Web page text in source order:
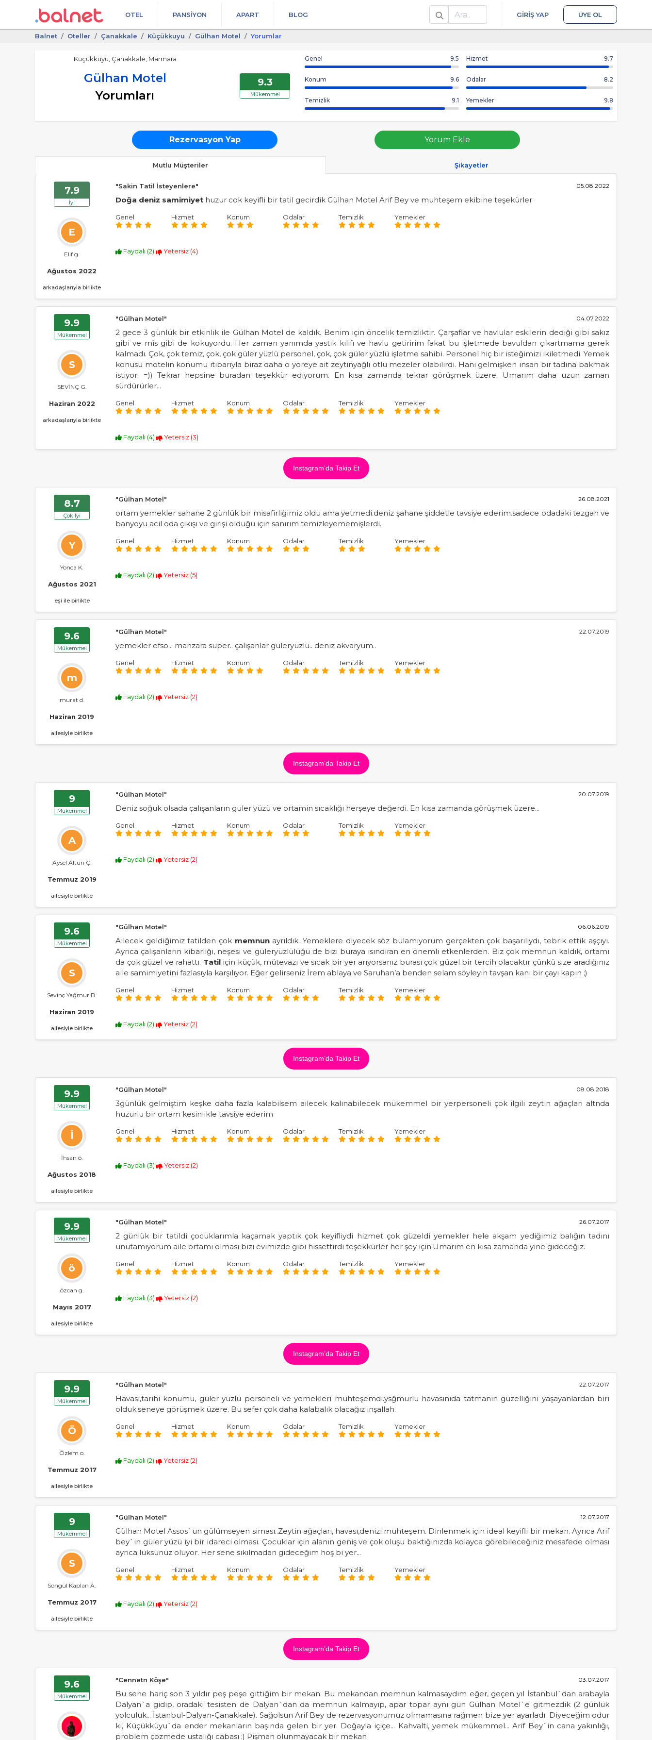
OTEL PANSIYON APART BLOG
Ara
GIRIŞ YAP ÜYE OL
Balnet Oteller Çanakkale Küçükkuyu Gülhan Motel Yorumlar
Küçükkuyu, Çanakkale, Marmara
Gülhan Motel
Yorumları
9.3
Mükemmel
Genel 9.5 Hizmet 9.7
Konum 9.6 Odalar 8.2
Temizlik 9.1 Yemekler 9.8
Rezervasyon Yap Yorum Ekle
Mutlu Müşteriler Şikayetler
7.9
İyi
E
Elif g.
Ağustos 2022
arkadaşlarıyla birlikte
"Sakin Tatil İsteyenlere" 05.08.2022
Doğa deniz samimiyet huzur cok keyifli bir tatil gecirdik Gülhan Motel Arif Bey ve muhteşem ekibine teşekürler
Genel Hizmet Konum Odalar Temizlik Yemekler
Faydalı (2) Yetersiz (4)
9.9
Mükemmel
S
SEVİNÇ G.
Haziran 2022
arkadaşlarıyla birlikte
"Gülhan Motel" 04.07.2022
2 gece 3 günlük bir etkinlik ile Gülhan Motel de kaldık. Benim için öncelik temizliktir. Çarşaflar ve havlular eskilerin dediği gibi sakız
gibi ve mis gibi de kokuyordu. Her zaman yanımda yastık kılıfı ve havlu getiririm fakat bu işletmede bavuldan çıkartmama gerek
kalmadı. Çok, çok temiz, çok, çok güler yüzlü personel, çok, çok güler yüzlü işletme sahibi. Personel hiç bir isteğimizi ikiletmedi. Yemek
konusu motelin konumu itibarıyla biraz daha o yöreye ait zeytinyağlı otlu mezeler olabilirdi. Hani gelmişken insan bir tadına bakmak
istiyor. =)) Tekrar hepsine buradan teşekkür ediyorum. En kısa zamanda tekrar görüşmek üzere. Umarım daha uzun zaman
sürdürürler...
Genel Hizmet Konum Odalar Temizlik Yemekler
Faydalı (4) Yetersiz (3)
Instagram’da Takip Et
8.7
Çok İyi
Y
Yonca K.
Ağustos 2021
eşi ile birlikte
"Gülhan Motel" 26.08.2021
ortam yemekler sahane 2 günlük bir misafirliğimiz oldu ama yetmedi.deniz şahane şiddetle tavsiye ederim.sadece odadaki tezgah ve
banyoyu acil oda çıkışı ve girişi olduğu için sanırım temizleyememişlerdi.
Genel Hizmet Konum Odalar Temizlik Yemekler
Faydalı (2) Yetersiz (5)
9.6
Mükemmel
m
murat d.
Haziran 2019
ailesiyle birlikte
"Gülhan Motel" 22.07.2019
yemekler efso... manzara süper.. çalışanlar güleryüzlü.. deniz akvaryum..
Genel Hizmet Konum Odalar Temizlik Yemekler
Faydalı (2) Yetersiz (2)
Instagram’da Takip Et
9
Mükemmel
A
Aysel Altun Ç.
Temmuz 2019
ailesiyle birlikte
"Gülhan Motel" 20.07.2019
Deniz soğuk olsada çalışanların guler yüzü ve ortamin sıcaklığı herşeye değerdi. En kısa zamanda görüşmek üzere...
Genel Hizmet Konum Odalar Temizlik Yemekler
Faydalı (2) Yetersiz (2)
9.6
Mükemmel
S
Sevinç Yağmur B.
Haziran 2019
ailesiyle birlikte
"Gülhan Motel" 06.06.2019
Ailecek geldiğimiz tatilden çok memnunayrıldık. Yemeklere diyecek söz bulamıyorum gerçekten çok başarılıydı, tebrik ettik aşçıyı.
Ayrıca çalışanların kibarlığı, neşesi ve güleryüzlülüğü de bizi buraya ısındıran en önemli etkenlerden. Biz çok memnun kaldık, ortamı
da çok güzel ve rahattı. Tatiliçin küçük, mütevazı ve sıcak bir yer arıyorsanız burası çok güzel bir tercih olacaktır çünkü size aradığınız
aile samimiyetini fazlasıyla karşılıyor. Eğer gelirseniz İrem ablaya ve Saruhan’a benden selam söyleyin tavşan kanı bir çayı kapın ;)
Genel Hizmet Konum Odalar Temizlik Yemekler
Faydalı (2) Yetersiz (2)
Instagram’da Takip Et
9.9
Mükemmel
İ
İhsan ö.
Ağustos 2018
ailesiyle birlikte
"Gülhan Motel" 08.08.2018
3günlük gelmiştim keşke daha fazla kalabilsem ailecek kalınabilecek mükemmel bir yerpersoneli çok ilgili zeytin ağaçları altnda
huzurlu bir ortam kesinlikle tavsiye ederim
Genel Hizmet Konum Odalar Temizlik Yemekler
Faydalı (3) Yetersiz (2)
9.9
Mükemmel
ö
özcan g.
Mayıs 2017
ailesiyle birlikte
"Gülhan Motel" 26.07.2017
2 günlük bir tatildi çocuklarımla kaçamak yaptık çok keyifliydi hizmet çok güzeldi yemekler hele akşam yediğimiz balığın tadını
unutamıyorum aile ortamı olması bizi evimizde gibi hissettirdi teşekkürler her şey için.Umarım en kısa zamanda yine gideceğiz.
Genel Hizmet Konum Odalar Temizlik Yemekler
Faydalı (3) Yetersiz (2)
Instagram’da Takip Et
9.9
Mükemmel
Ö
Özlem o.
Temmuz 2017
ailesiyle birlikte
"Gülhan Motel" 22.07.2017
Havası,tarihi konumu, güler yüzlü personeli ve yemekleri muhteşemdi.ysğmurlu havasınıda tatmanın güzelliğini yaşayanlardan biri
olduk.seneye görüşmek üzere. Bu sefer çok daha kalabalık olacağız inşallah.
Genel Hizmet Konum Odalar Temizlik Yemekler
Faydalı (2) Yetersiz (2)
9
Mükemmel
S
Songül Kaplan A.
Temmuz 2017
ailesiyle birlikte
"Gülhan Motel" 12.07.2017
Gülhan Motel Assos`un gülümseyen siması..Zeytin ağaçları, havası,denizi muhteşem. Dinlenmek için ideal keyifli bir mekan. Ayrıca Arif
bey`in güler yüzü iyi bir idareci olması. Çocuklar için alanın geniş ve çok oluşu baktığınızda kolayca görebileceğiniz mesafede olması
ayrıca lüksünüz oluyor. Her sene sıkılmadan gideceğim hoş bi yer...
Genel Hizmet Konum Odalar Temizlik Yemekler
Faydalı (2) Yetersiz (2)
Instagram’da Takip Et
9.6
Mükemmel
"Cennetn Köşe" 03.07.2017
Bu sene hariç son 3 yıldır peş peşe gittiğim bir mekan. Bu mekandan memnun kalmasaydım eğer, geçen yıl İstanbul`dan arabayla
Dalyan`a gidip, oradaki tesisten de Dalyan`dan da memnun kalmayıp, apar topar aynı gün Gülhan Motel`e gitmezdik (2 günlük
yolculuk... İstanbul-Dalyan-Çanakkale). Sağolsun Arif Bey de rezervasyonumuz olmamasına rağmen bize yer ayarladı. Diyeceğim odur
ki, Küçükküyu`da ender mekanların başında gelen bir yer. Doğayla içiçe... Kahvalti, yemek mükemmel... Arif Bey`in cana yakınlığı,
problem çözmede ustalığı cabası :) Pişman olunmayacak bir mekan